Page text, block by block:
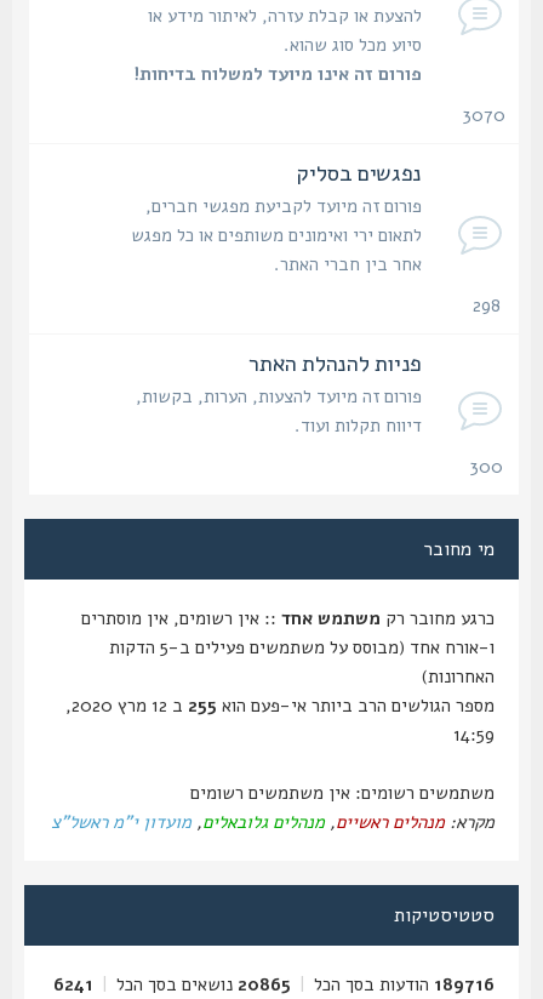
להצעת או קבלת עזרה, לאיתור מידע או
סיוע מכל סוג שהוא.
פורום זה אינו מיועד למשלוח בדיחות!
3070
נפגשים בסליק
פורום זה מיועד לקביעת מפגשי חברים,
לתאום ירי ואימונים משותפים או כל מפגש
אחר בין חברי האתר.
פניות להנהלת האתר
פורום זה מיועד להצעות, הערות, בקשות,
דיווח תקלות ועוד.
מי מחובר
כרגע מחובר רקמשתמש אחד :: אין רשומים, אין מוסתרים
ו-אורח אחד (מבוסס על משתמשים פעילים ב-5 הדקות
האחרונות)
מספר הגולשים הרב ביותר אי-פעם הוא255
ב 12 מרץ 2020,
14:59
משתמשים רשומים: אין משתמשים רשומים
מקרא:מנהלים ראשיים,מנהלים גלובאלים,מועדון י"מ ראשל"צ
סטטיסטיקות
189716הודעות בסך הכל |
20865נושאים בסך הכל |
6241